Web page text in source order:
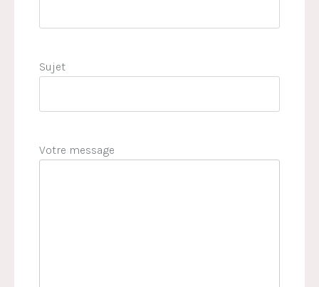
Sujet
Votre message